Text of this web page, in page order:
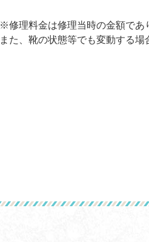
※修理料金は修理当時の金額であ
また、靴の状態等でも変動する